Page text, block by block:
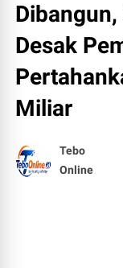
Dibangun,
Desak
Miliar
Tebo
Online